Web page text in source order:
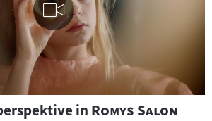
in "
Romys Salon